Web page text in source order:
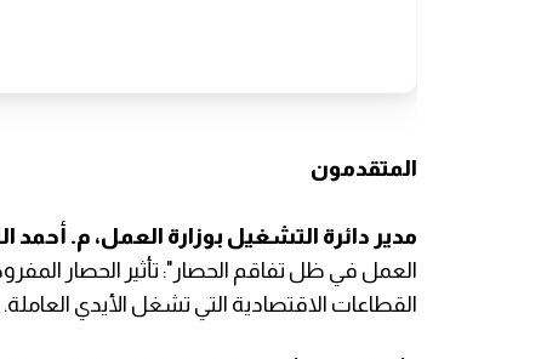
المتقدمون
مدير دائرة التشغيل بوزارة العمل، م. أحمد
العمل في ظل تفاقم الحصار": تأثير الحصار
القطاعات الاقتصادية التي تشغل الأيدي العاملة.